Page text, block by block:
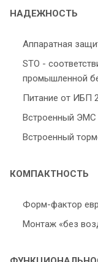
НАДЕЖНОСТЬ
Аппаратная
STO -
промышленной
Питание от ИБП
Встроенный ЭМС
Встроенный
КОМПАКТНОСТЬ
Форм-фактор
Монтаж «без